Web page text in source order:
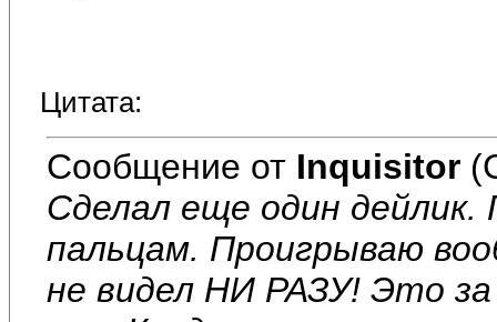
Цитата:
Сообщение от Inquisitor
Сделал еще один
пальцам. Проигрываю
не видел НИ РАЗУ! Это